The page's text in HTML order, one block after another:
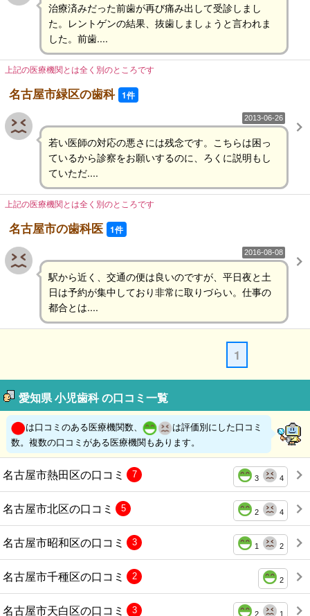
治療済みだった前歯が再び痛み出して受診しまし
た。レントゲンの結果、抜歯しましょうと言われま
した。前歯....
上記の医療機関とは全く別のところです
名古屋市緑区の歯科 1件
2013-06-26
若い医師の対応の悪さには残念です。こちらは困っ
ているから診察をお願いするのに、ろくに説明もし
ていただ....
上記の医療機関とは全く別のところです
名古屋市の歯科医 1件
2016-08-08
駅から近く、交通の便は良いのですが、平日夜と土
日は予約が集中しており非常に取りづらい。仕事の
都合とは....
1
愛知県 小児歯科 の口コミ一覧
は口コミのある医療機関数、
は評価別にした口コミ
数。複数の口コミがある医療機関もあります。
名古屋市熱田区の口コミ 3 4
7
名古屋市北区の口コミ 2 4
5
名古屋市昭和区の口コミ 1 2
3
名古屋市千種区の口コミ 2
2
名古屋市天白区の口コミ 2 1
3